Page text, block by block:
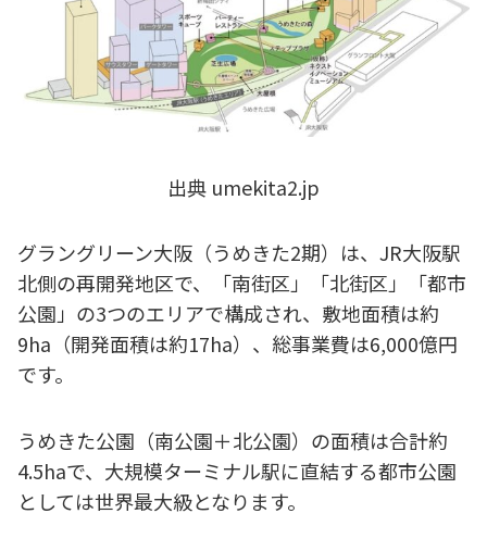
出典 umekita2.jp
グラングリーン大阪（うめきた2期）は、JR大阪駅
北側の再開発地区で、「南街区」「北街区」「都市
公園」の3つのエリアで構成され、敷地面積は約
9ha（開発面積は約17ha）、総事業費は6,000億円
です。
うめきた公園（南公園＋北公園）の面積は合計約
4.5haで、大規模ターミナル駅に直結する都市公園
としては世界最大級となります。